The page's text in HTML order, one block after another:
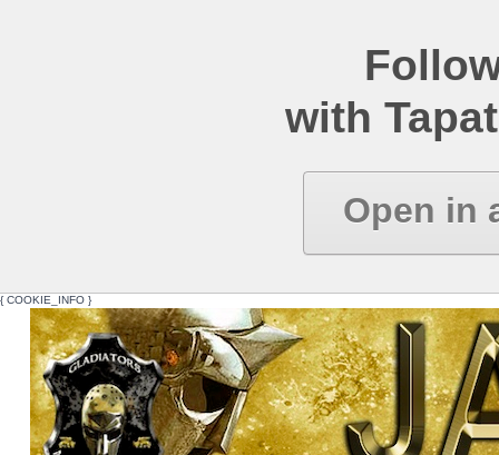
with
Open in
{ COOKIE_INFO }